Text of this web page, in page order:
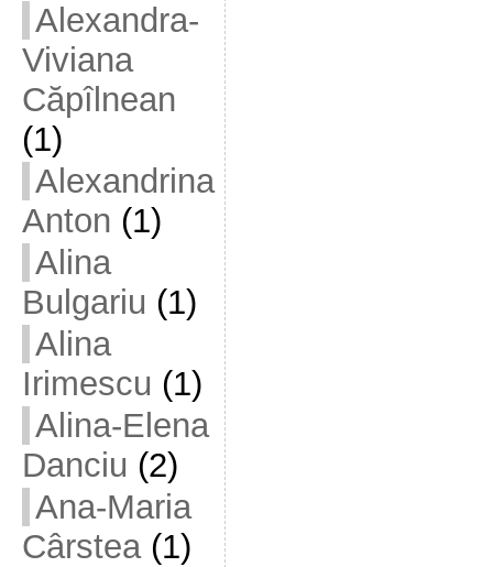
Alexandra-
Viviana
Căpîlnean
(1)
Alexandrina
Anton (1)
Alina
Bulgariu (1)
Alina
Irimescu (1)
Alina-Elena
Danciu (2)
Ana-Maria
Cârstea(1)